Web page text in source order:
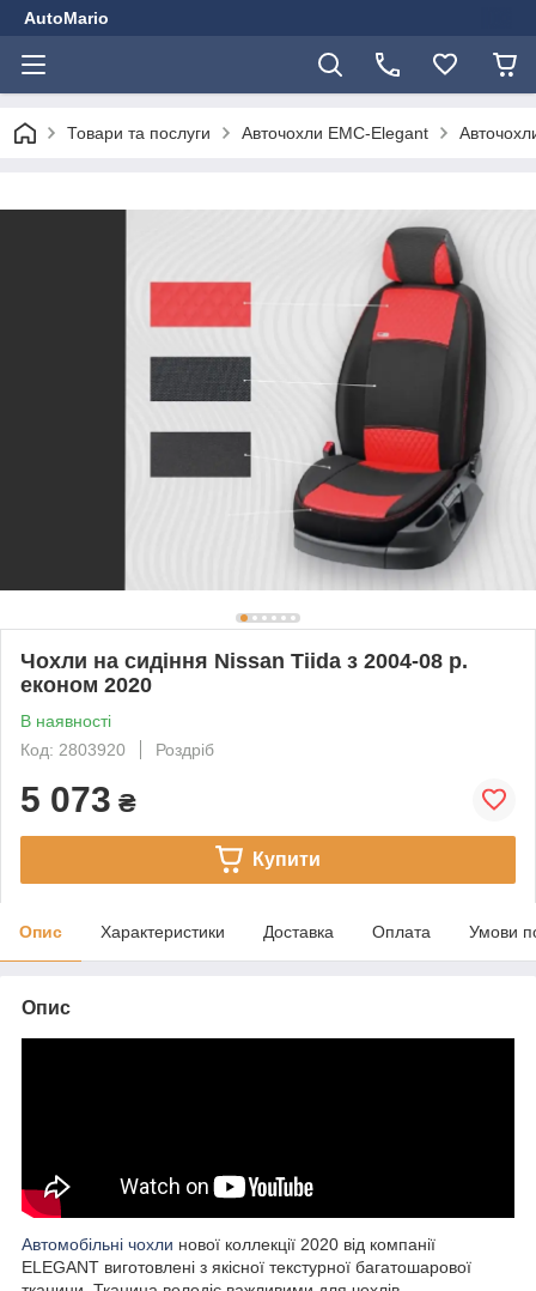
AutoMario
Товари та послуги Авточохли EMC-Elegant
Чохли на сидіння Nissan Tiida з 2004-08 р.
економ 2020
В наявності
Код: 2803920
Роздріб
5 073 ₴
Купити
Опис Характеристики Доставка Оплата Умови
Опис
Автомобільні чохли нової коллекції 2020 від компанії
ELEGANT виготовлені з якісної текстурної багатошарової